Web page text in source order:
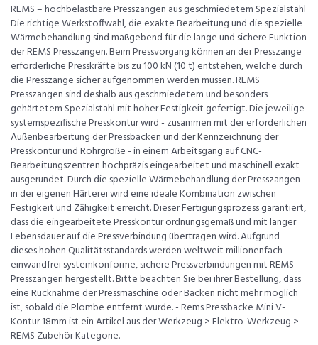
REMS – hochbelastbare Presszangen aus geschmiedetem Spezialstahl
Die richtige Werkstoffwahl, die exakte Bearbeitung und die spezielle
Wärmebehandlung sind maßgebend für die lange und sichere Funktion
der REMS Presszangen. Beim Pressvorgang können an der Presszange
erforderliche Presskräfte bis zu 100 kN (10 t) entstehen, welche durch
die Presszange sicher aufgenommen werden müssen. REMS
Presszangen sind deshalb aus geschmiedetem und besonders
gehärtetem Spezialstahl mit hoher Festigkeit gefertigt. Die jeweilige
systemspezifische Presskontur wird - zusammen mit der erforderlichen
Außenbearbeitung der Pressbacken und der Kennzeichnung der
Presskontur und Rohrgröße - in einem Arbeitsgang auf CNC-
Bearbeitungszentren hochpräzis eingearbeitet und maschinell exakt
ausgerundet. Durch die spezielle Wärmebehandlung der Presszangen
in der eigenen Härterei wird eine ideale Kombination zwischen
Festigkeit und Zähigkeit erreicht. Dieser Fertigungsprozess garantiert,
dass die eingearbeitete Presskontur ordnungsgemäß und mit langer
Lebensdauer auf die Pressverbindung übertragen wird. Aufgrund
dieses hohen Qualitätsstandards werden weltweit millionenfach
einwandfrei systemkonforme, sichere Pressverbindungen mit REMS
Presszangen hergestellt. Bitte beachten Sie bei ihrer Bestellung, dass
eine Rücknahme der Pressmaschine oder Backen nicht mehr möglich
ist, sobald die Plombe entfernt wurde. - Rems Pressbacke Mini V-
Kontur 18mm ist ein Artikel aus der Werkzeug > Elektro-Werkzeug >
REMS Zubehör Kategorie.